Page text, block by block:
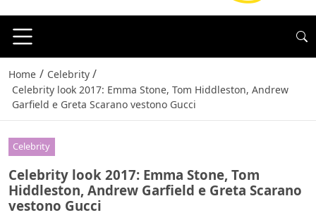
Home / Celebrity /
Celebrity look 2017: Emma Stone, Tom Hiddleston, Andrew
Garfield e Greta Scarano vestono Gucci
Celebrity
Celebrity look 2017: Emma Stone, Tom
Hiddleston, Andrew Garfield e Greta Scarano
vestono Gucci